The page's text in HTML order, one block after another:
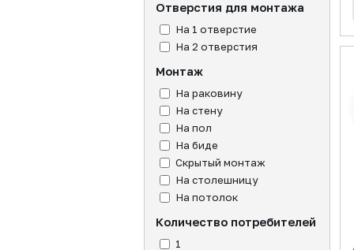
Отверстия для монтажа
На 1 отверстие
На 2 отверстия
Монтаж
На раковину
На стену
На пол
На биде
Скрытый монтаж
На столешницу
На потолок
Количество потребителей
1